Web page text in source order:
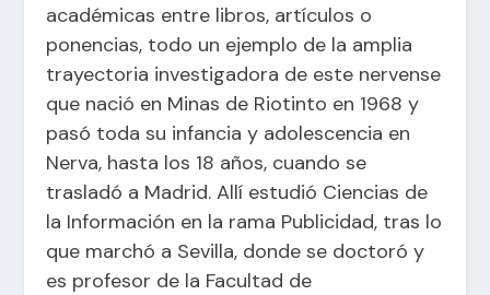
académicas entre libros, artículos o
ponencias, todo un ejemplo de la amplia
trayectoria investigadora de este nervense
que nació en Minas de Riotinto en 1968 y
pasó toda su infancia y adolescencia en
Nerva, hasta los 18 años, cuando se
trasladó a Madrid. Allí estudió Ciencias de
la Información en la rama Publicidad, tras lo
que marchó a Sevilla, donde se doctoró y
es profesor de la Facultad de